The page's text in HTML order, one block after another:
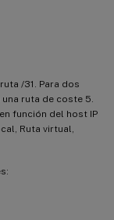
/31. Para dos
ruta de coste 5.
función del host IP
Ruta virtual,